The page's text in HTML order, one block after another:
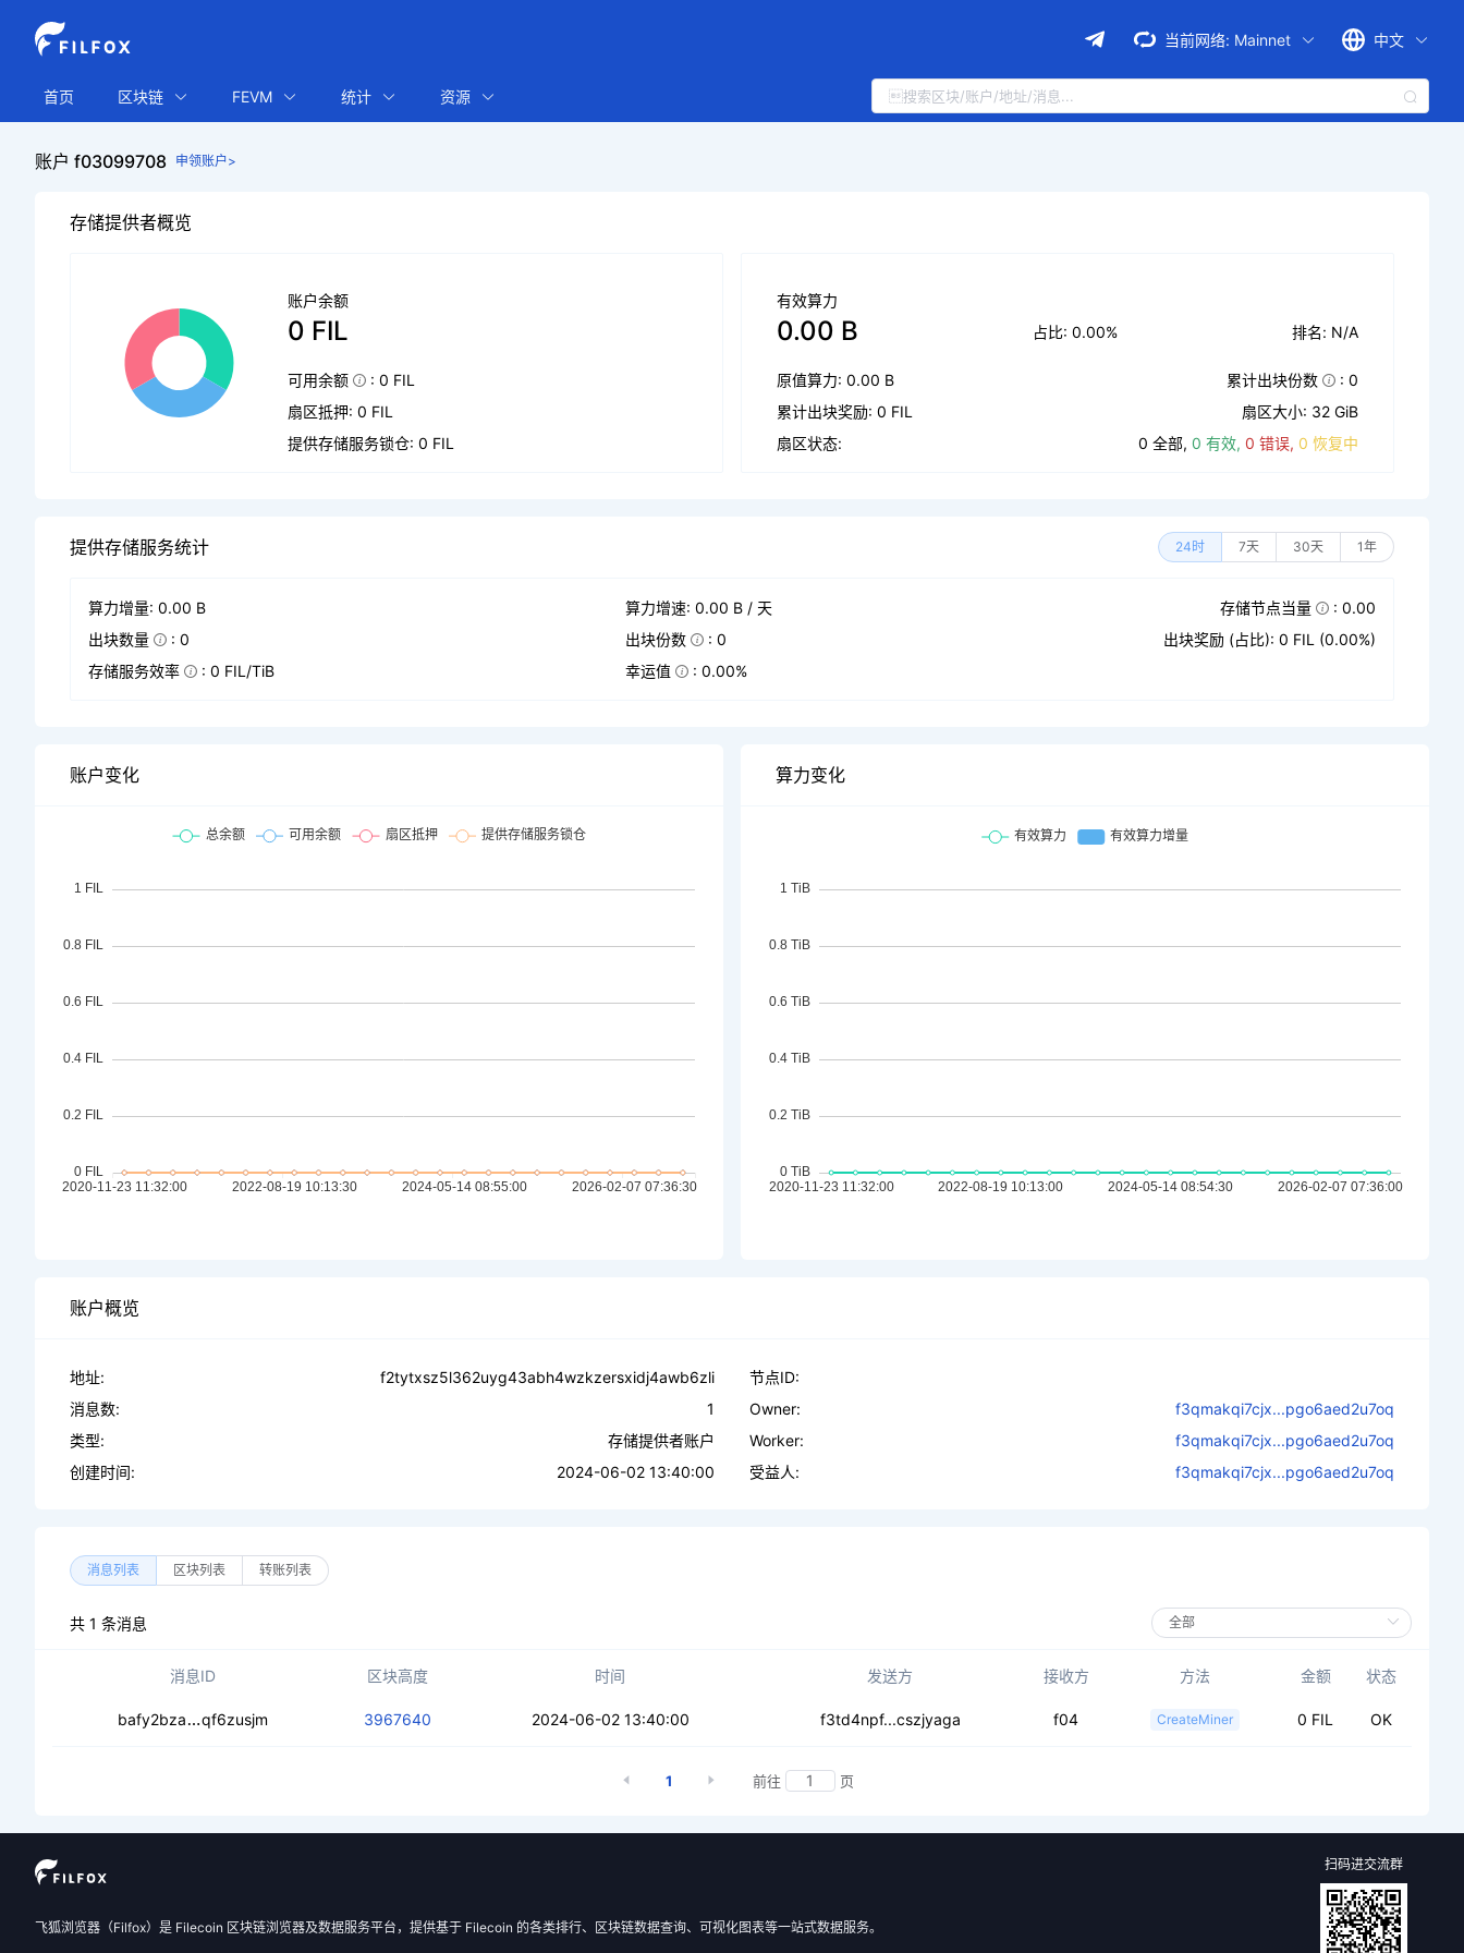
当前网络: Mainnet 中文
首页 区块链 FEVM 统计 资源
账户 f03099708 申领账户>
存储提供者概览
账户余额
0 FIL
可用余额
: 0 FIL
扇区抵押: 0 FIL
提供存储服务锁仓: 0 FIL
有效算力
0.00 B 占比: 0.00% 排名: N/A
原值算力: 0.00 B 累计出块份数
: 0
累计出块奖励: 0 FIL
扇区大小: 32 GiB
扇区状态:
0 全部, 0 有效, 0 错误, 0 恢复中
提供存储服务统计 24时 7天 30天 1年
算力增量: 0.00 B 算力增速: 0.00 B / 天 存储节点当量
: 0.00
出块数量
: 0 出块份数 : 0
出块奖励 (占比): 0 FIL (0.00%)
存储服务效率
: 0 FIL/TiB 幸运值 : 0.00%
账户变化 算力变化
账户概览
地址:
f2tytxsz5l362uyg43abh4wzkzersxidj4awb6zli
消息数:
1
类型:
存储提供者账户
创建时间:
2024-06-02 13:40:00
节点ID:
Owner:
f3qmakqi7cjx...pgo6aed2u7oq
Worker:
f3qmakqi7cjx...pgo6aed2u7oq
受益人:
f3qmakqi7cjx...pgo6aed2u7oq
消息列表 区块列表 转账列表
共 1 条消息
消息ID 区块高度 时间 发送方 接收方 方法 金额 状态
bafy2bza cedyiyhc6av6wth4u7bjv3qdqactpink2paj3oljnvtuka
qf6zusjm 3967640 2024-06-02 13:40:00 f3td4npf...cszjyaga f04 CreateMiner 0 FIL OK
1 前往 页
飞狐浏览器（Filfox）是 Filecoin 区块链浏览器及数据服务平台，提供基于 Filecoin 的各类排行、区块链数据查询、可视化图表等一站式数据服务。
扫码进交流群